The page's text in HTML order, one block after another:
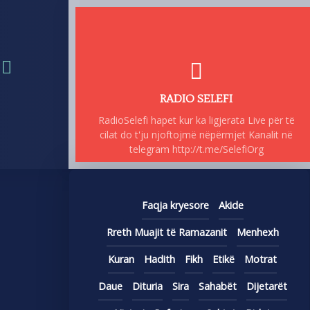
RADIO SELEFI
RadioSelefi hapet kur ka ligjerata Live për të
cilat do t'ju njoftojmë nëpërmjet Kanalit në
telegram http://t.me/SelefiOrg
Faqja kryesore Akide
Rreth Muajit të Ramazanit Menhexh
Kuran Hadith Fikh Etikë Motrat
Daue Dituria Sira Sahabët Dijetarët